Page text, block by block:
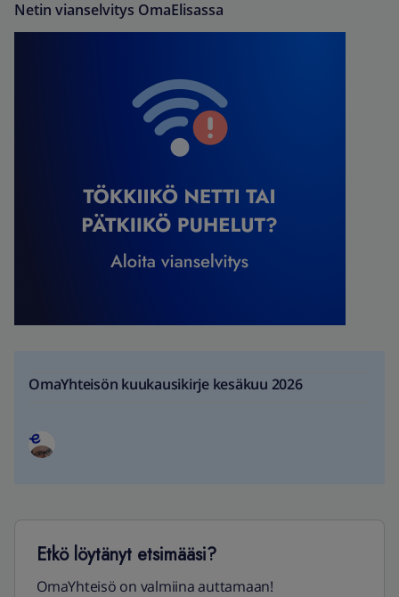
Netin vianselvitys OmaElisassa
OmaYhteisön kuukausikirje kesäkuu 2026
Etkö löytänyt etsimääsi?
OmaYhteisö on valmiina auttamaan!